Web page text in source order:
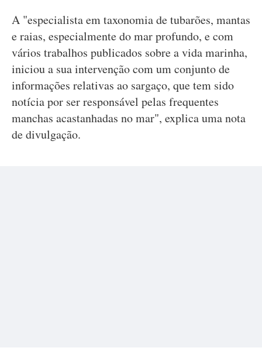
A "especialista em taxonomia de tubarões, mantas
e raias, especialmente do mar profundo, e com
vários trabalhos publicados sobre a vida marinha,
iniciou a sua intervenção com um conjunto de
informações relativas ao sargaço, que tem sido
notícia por ser responsável pelas frequentes
manchas acastanhadas no mar", explica uma nota
de divulgação.